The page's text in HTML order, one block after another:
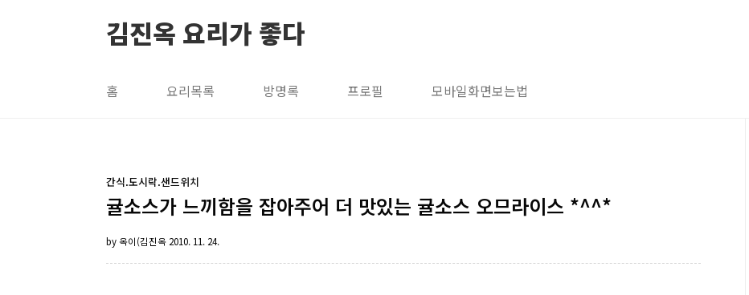
김진옥 요리가 좋다
홈 요리목록 방명록 프로필 모바일화면보는법
간식.도시락.샌드위치
귤소스가 느끼함을 잡아주어 더 맛있는 귤소스 오므라이스 *^^*
by 옥이(김진옥 2010. 11. 24.